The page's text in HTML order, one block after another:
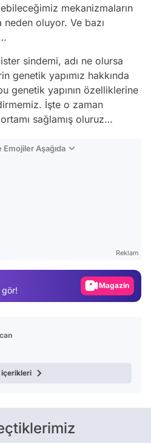
mekanizmaların
neden oluyor. Ve bazı
sindemi, adı ne olursa
genetik yapımız hakkında
genetik yapının özelliklerine
İşte o zaman
sağlamış oluruz…
Aşağıda
Reklam
Magazin
içerikleri